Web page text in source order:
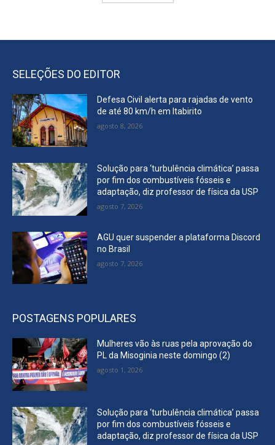
SELEÇÕES DO EDITOR
Defesa Civil alerta para rajadas de vento
de até 80 km/h em Itabirito
agosto 8, 2026
Solução para ‘turbulência climática’ passa
por fim dos combustíveis fósseis e
adaptação, diz professor de física da USP
agosto 7, 2026
AGU quer suspender a plataforma Discord
no Brasil
agosto 7, 2026
POSTAGENS POPULARES
Mulheres vão às ruas pela aprovação do
PL da Misoginia neste domingo (2)
agosto 1, 2026
Solução para ‘turbulência climática’ passa
por fim dos combustíveis fósseis e
adaptação, diz professor de física da USP